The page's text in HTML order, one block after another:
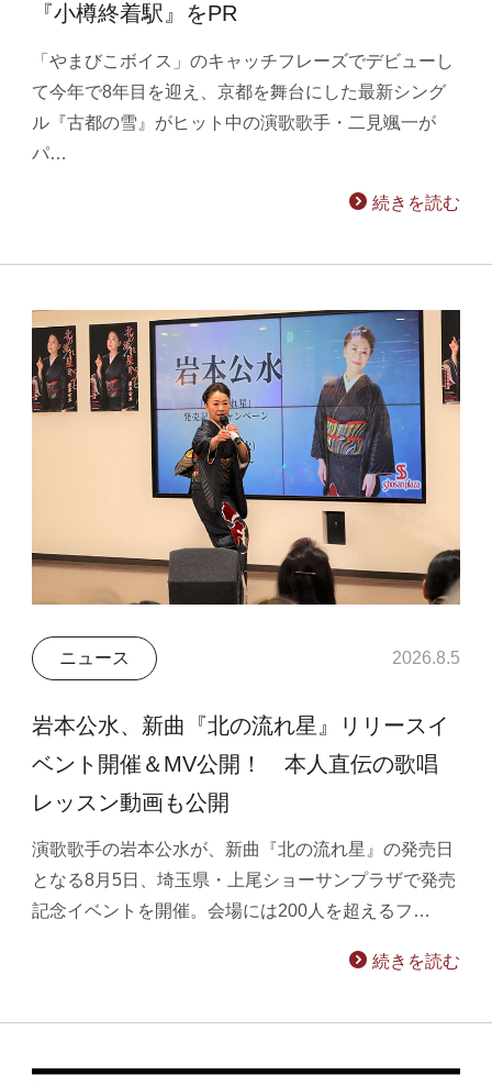
『小樽終着駅』をPR
「やまびこボイス」のキャッチフレーズでデビューし
て今年で8年目を迎え、京都を舞台にした最新シング
ル『古都の雪』がヒット中の演歌歌手・二見颯一が
パ…
続きを読む
ニュース 2026.8.5
岩本公水、新曲『北の流れ星』リリースイ
ベント開催＆MV公開！ 本人直伝の歌唱
レッスン動画も公開
演歌歌手の岩本公水が、新曲『北の流れ星』の発売日
となる8月5日、埼玉県・上尾ショーサンプラザで発売
記念イベントを開催。会場には200人を超えるフ…
続きを読む